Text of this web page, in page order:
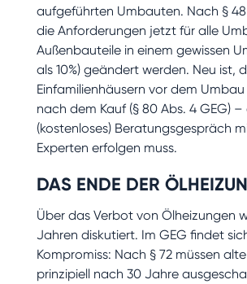
aufgeführten Umbauten. Nach §
die Anforderungen jetzt für alle
Außenbauteile in einem gewissen
als 10%) geändert werden. Neu ist,
Einfamilienhäusern vor dem
nach dem Kauf (§ 80 Abs. 4 GEG) –
(kostenloses) Beratungsgespräch
Experten erfolgen muss.
DAS ENDE DER
Über das Verbot von Ölheizungen
Jahren diskutiert. Im GEG findet
Kompromiss: Nach § 72 müssen
prinzipiell nach 30 Jahre